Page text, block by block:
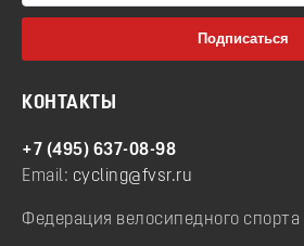
КОНТАКТЫ
+7 (495) 637-08-98
Email: cycling@fvsr.ru
Федерация велосипедного спорта